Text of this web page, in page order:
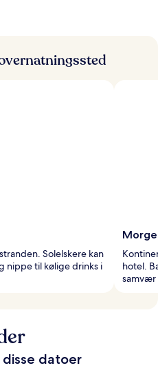
Solelskere kan
nippe til kølige drinks i
hotel.
samvær
datoer